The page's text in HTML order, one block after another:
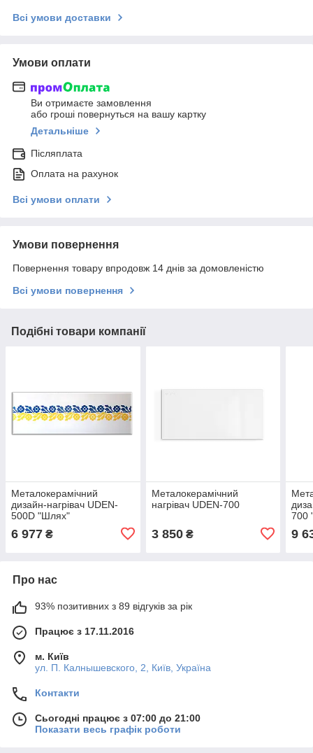
Всі умови доставки
Умови оплати
Ви отримаєте замовлення
або гроші повернуться на вашу картку
Детальніше
Післяплата
Оплата на рахунок
Всі умови оплати
Умови повернення
Повернення товару впродовж 14 днів за домовленістю
Всі умови повернення
Подібні товари компанії
Металокерамічний
дизайн-нагрівач UDEN-
500D "Шлях"
6 977 ₴
Металокерамічний
нагрівач UDEN-700
3 850₴
700
9
Про нас
93% позитивних з 89 відгуків за рік
Працює з 17.11.2016
м. Київ
ул. П. Калнышевского, 2, Київ, Україна
Контакти
Сьогодні працює з 07:00 до 21:00
Показати весь графік роботи